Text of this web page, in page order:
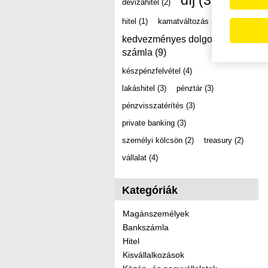
devizahitel (2)
hitel (1) kamatváltozás (2)
kedvezményes dolgozói
számla (9)
készpénzfelvétel (4)
lakáshitel (3) pénztár (3)
pénzvisszatérítés (3)
private banking (3)
személyi kölcsön (2) treasury (2)
vállalat (4)
Kategóriák
Magánszemélyek
Bankszámla
Hitel
Kisvállalkozások